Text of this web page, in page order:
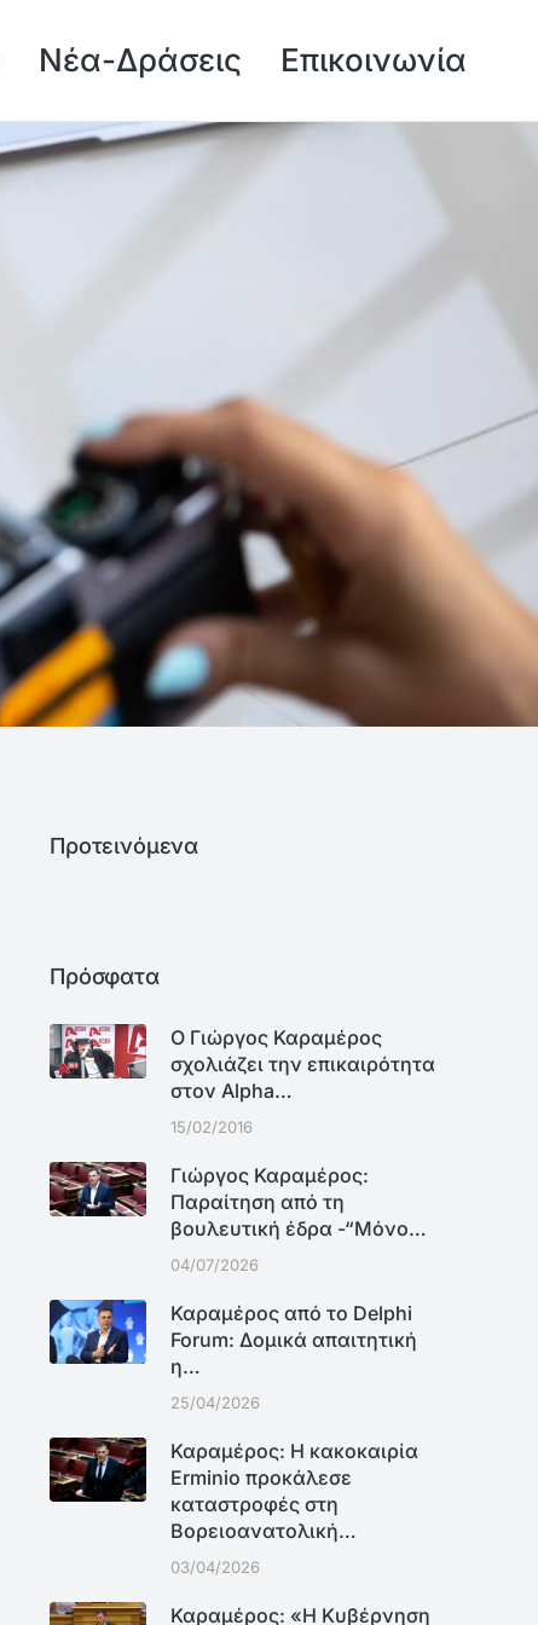
Νέα-Δράσεις Επικοινωνία
Προτεινόμενα
Πρόσφατα
Ο Γιώργος Καραμέρος
σχολιάζει την επικαιρότητα
στον Alpha…
15/02/2016
Γιώργος Καραμέρος:
Παραίτηση από τη
βουλευτική έδρα -“Μόνο…
04/07/2026
Καραμέρος από το Delphi
Forum: Δομικά απαιτητική
η…
25/04/2026
Καραμέρος: Η κακοκαιρία
Erminio προκάλεσε
καταστροφές στη
Βορειοανατολική…
03/04/2026
Καραμέρος: «Η Κυβέρνηση